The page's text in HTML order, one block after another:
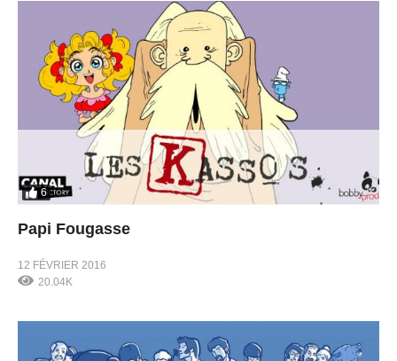
6
Papi Fougasse
12 FÉVRIER 2016
20.04K